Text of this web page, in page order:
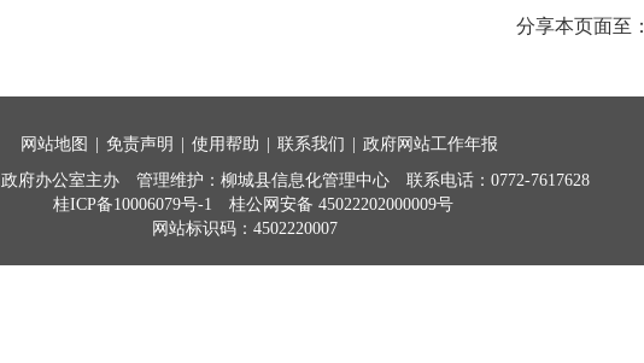
分享本页面至：
网站地图 免责声明 使用帮助 联系我们
政府网站工作年报
府办公室主办
管理维护：柳城县信息化管理中心
联系电话：0772-7617628
桂ICP备10006079号-1
桂公网安备 45022202000009号
网站标识码：4502220007